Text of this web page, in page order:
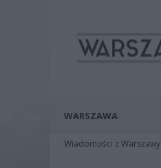
WARSZAWA
Wiadomości z Warszawy